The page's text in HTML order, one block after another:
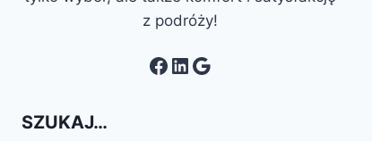
z podróży!
Facebook
LinkedIn
Google
SZUKAJ…